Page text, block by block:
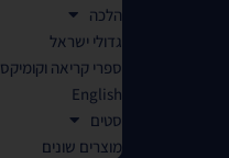
הלכה
גדולי ישראל
ספרי קריאה וקומיקס
English
סטים
מוצרים שונים